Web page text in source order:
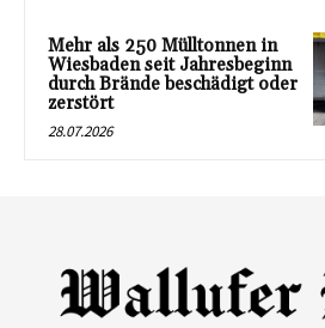
Mehr als 250 Mülltonnen in
Wiesbaden seit Jahresbeginn
durch Brände beschädigt oder
zerstört
28.07.2026